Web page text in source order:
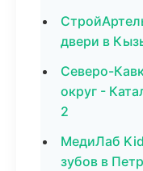
двери в
Северо-
округ -
2
МедиЛаб
зубов в